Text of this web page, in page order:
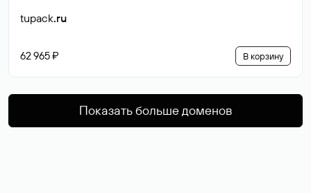
tupack.ru
62 965 ₽ В корзину
Показать больше доменов